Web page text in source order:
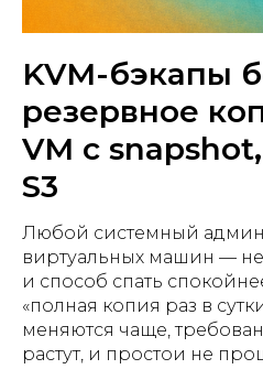
KVM-бэкапы
резервное
VM с
S3
Любой системный
виртуальных машин — не
и способ спать
«полная копия раз в
меняются чаще,
растут, и простои не